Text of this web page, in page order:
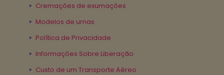
Cremações de exumações
Modelos de urnas
Política de Privacidade
Informações Sobre Liberação
Custo de um Transporte Aéreo